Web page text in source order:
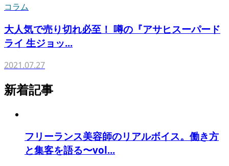
コラム
大人気で売り切れ必至！ 噂の『アサヒスーパード
ライ 生ジョッ...
2021.07.27
新着記事
フリーランス美容師のリアルボイス。働き方
と集客を語る〜vol...